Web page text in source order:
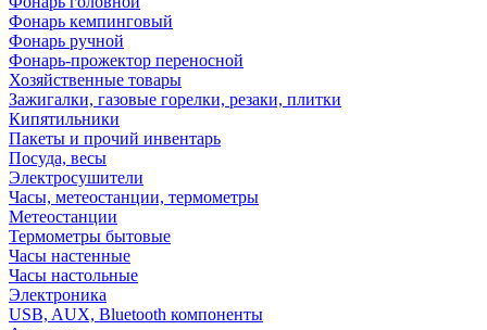
Фонарь кемпинговый
Фонарь ручной
Фонарь-прожектор переносной
Хозяйственные товары
Зажигалки, газовые горелки, резаки, плитки
Кипятильники
Пакеты и прочий инвентарь
Посуда, весы
Электросушители
Часы, метеостанции, термометры
Метеостанции
Термометры бытовые
Часы настенные
Часы настольные
Электроника
USB, AUX, Bluetooth компоненты